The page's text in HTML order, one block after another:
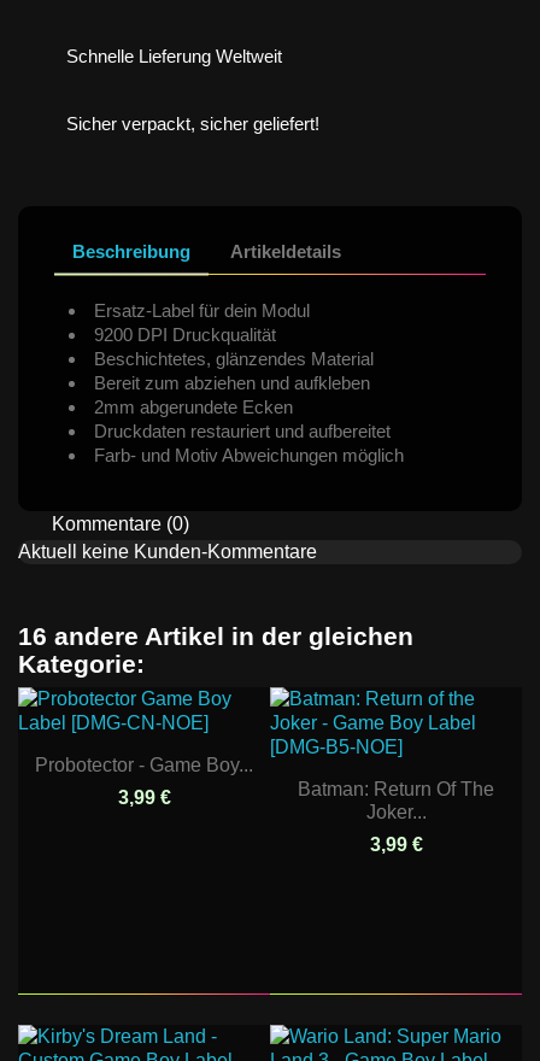
Schnelle Lieferung Weltweit
Sicher verpackt, sicher geliefert!
Beschreibung Artikeldetails
Ersatz-Label für dein Modul
9200 DPI Druckqualität
Beschichtetes, glänzendes Material
Bereit zum abziehen und aufkleben
2mm abgerundete Ecken
Druckdaten restauriert und aufbereitet
Farb- und Motiv Abweichungen möglich
Kommentare (0)
Aktuell keine Kunden-Kommentare
16 andere Artikel in der gleichen
Kategorie:
Probotector - Game Boy...
3,99 €
Batman: Return Of The
Joker...
3,99 €